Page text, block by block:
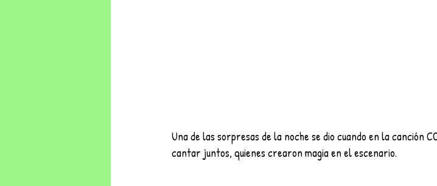
Una de las sorpresas de la noche se dio cuando en la canción
cantar juntos, quienes crearon magia en el escenario.